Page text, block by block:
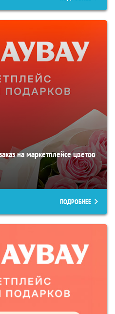
на маркетплейсе цветов
ПОДРОБНЕЕ